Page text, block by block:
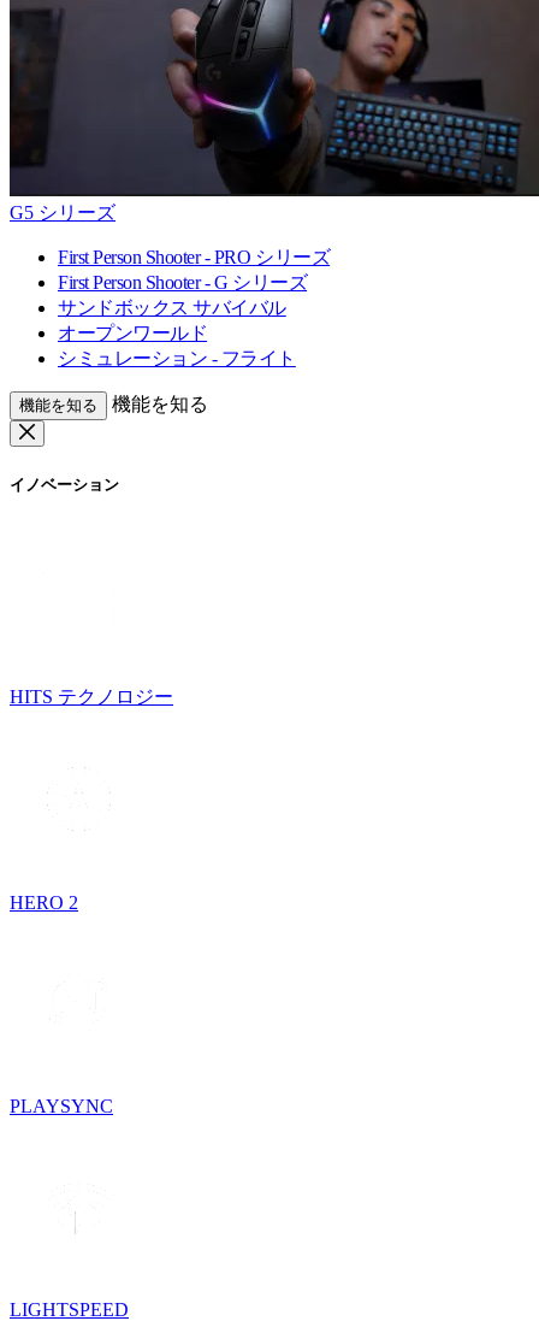
G5 シリーズ
First Person Shooter - PRO シリーズ
First Person Shooter - G シリーズ
サンドボックス サバイバル
オープンワールド
シミュレーション - フライト
機能を知る 機能を知る
イノベーション
HITS テクノロジー
HERO 2
PLAYSYNC
LIGHTSPEED